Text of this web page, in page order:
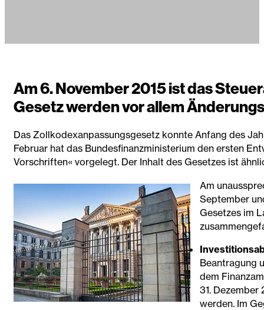
Am 6. November 2015 ist das
Gesetz werden vor allem
Das Zollkodexanpassungsgesetz konnte Anfang des
Februar hat das Bundesfinanzministerium den ersten
Vorschriften« vorgelegt. Der Inhalt des Gesetzes ist
Am
September
Gesetzes im
Beantragung
dem
31.
werden. Im